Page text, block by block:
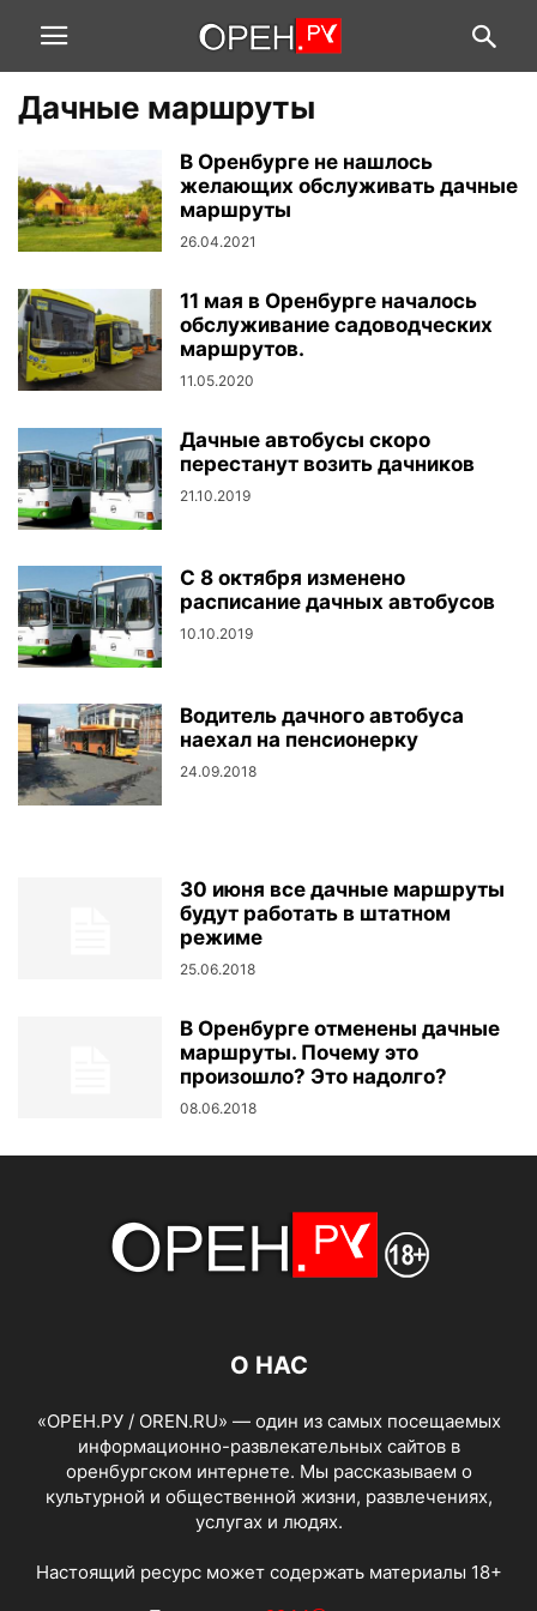
Дачные маршруты
В Оренбурге не нашлось
желающих обслуживать дачные
маршруты
26.04.2021
11 мая в Оренбурге началось
обслуживание садоводческих
маршрутов.
11.05.2020
Дачные автобусы скоро
перестанут возить дачников
21.10.2019
C 8 октября изменено
расписание дачных автобусов
10.10.2019
Водитель дачного автобуса
наехал на пенсионерку
24.09.2018
30 июня все дачные маршруты
будут работать в штатном
режиме
25.06.2018
В Оренбурге отменены дачные
маршруты. Почему это
произошло? Это надолго?
08.06.2018
О НАС
«ОРЕН.РУ / OREN.RU» — один из самых посещаемых
информационно-развлекательных сайтов в
оренбургском интернете. Мы рассказываем о
культурной и общественной жизни, развлечениях,
услугах и людях.
Настоящий ресурс может содержать материалы 18+